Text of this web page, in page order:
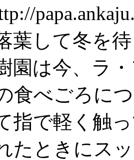
葉して冬
園は今、ラ
食べごろに
指で軽く触
たときにス